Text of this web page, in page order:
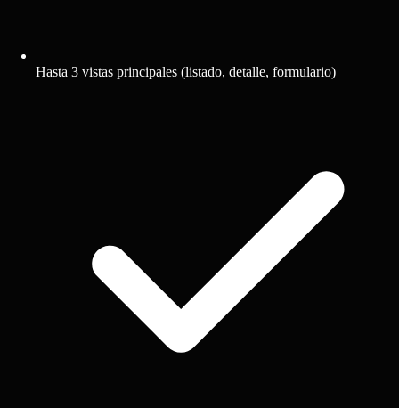
Hasta 3 vistas principales (listado, detalle, formulario)